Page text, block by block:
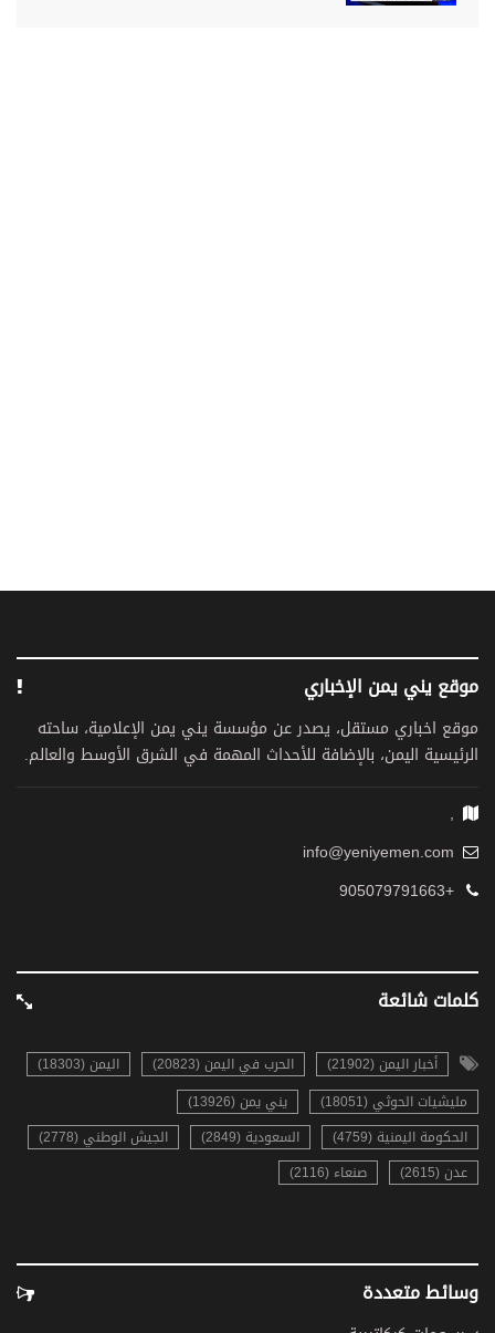
موقع يني يمن الإخباري
موقع اخباري مستقل، يصدر عن مؤسسة يني يمن الإعلامية، ساحته
الرئيسية اليمن، بالإضافة للأحداث المهمة في الشرق الأوسط والعالم.
,
info@yeniyemen.com
+905079791663
كلمات شائعة
أخبار اليمن (21902) الحرب في اليمن (20823)
اليمن (18303)
مليشيات الحوثي (18051)
يني يمن (13926)
الحكومة اليمنية (4759)
السعودية (2849)
الجيش الوطني (2778)
عدن (2615)
صنعاء (2116)
وسائط متعددة